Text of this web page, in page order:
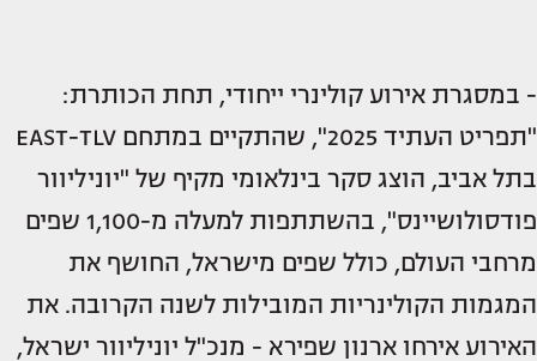
- במסגרת אירוע קולינרי ייחודי, תחת הכותרת:
"תפריט העתיד 2025", שהתקיים במתחם EAST-TLV
בתל אביב, הוצג סקר בינלאומי מקיף של "יוניליוור
פודסולושיינס", בהשתתפות למעלה מ-1,100 שפים
מרחבי העולם, כולל שפים מישראל, החושף את
המגמות הקולינריות המובילות לשנה הקרובה. את
האירוע אירחו ארנון שפירא - מנכ"ל יוניליוור ישראל,